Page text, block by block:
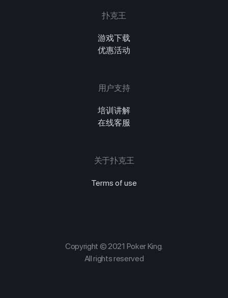
扑克王
游戏下载
优惠活动
用户支持
培训讲解
在线客服
关于扑克王
Terms of use
Copyright © 2021 Poker King.
All rights reserved